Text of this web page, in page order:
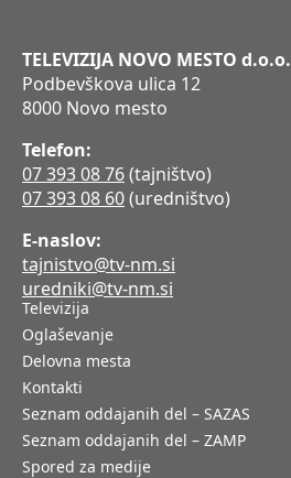
TELEVIZIJA NOVO MESTO d.o.o.
Podbevškova ulica 12
8000 Novo mesto
Telefon:
07 393 08 76(tajništvo)
07 393 08 60(uredništvo)
E-naslov:
tajnistvo@tv-nm.si
uredniki@tv-nm.si
Televizija
Oglaševanje
Delovna mesta
Kontakti
Seznam oddajanih del – SAZAS
Seznam oddajanih del – ZAMP
Spored za medije